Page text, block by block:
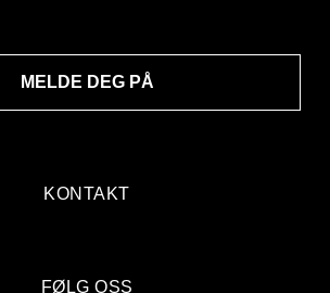
KONTAKT
MELDE DEG PÅ
FØLG OSS